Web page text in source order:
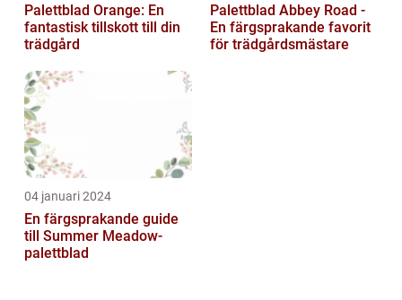
Palettblad Orange: En
fantastisk tillskott till din
trädgård
Palettblad Abbey Road -
En färgsprakande favorit
för trädgårdsmästare
04 januari 2024
En färgsprakande guide
till Summer Meadow-
palettblad